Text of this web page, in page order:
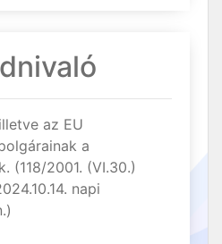
az EU
a
(118/2001. (VI.30.)
napi